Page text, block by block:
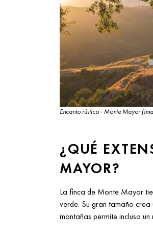
Encanto rústico - Monte Mayor
¿QUÉ
MAYOR?
La finca de Monte Mayor
verde. Su gran tamaño
montañas permite incluso